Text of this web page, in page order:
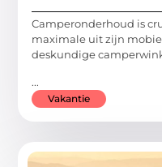
Camperonderhoud is
maximale uit zijn
deskundige
...
Vakantie